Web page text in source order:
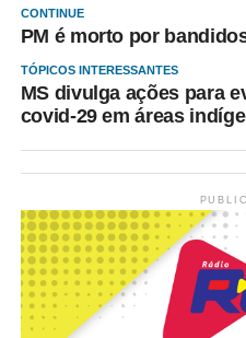
CONTINUE
PM é morto por
TÓPICOS INTERESSANTES
MS divulga ações para
covid-29 em áreas